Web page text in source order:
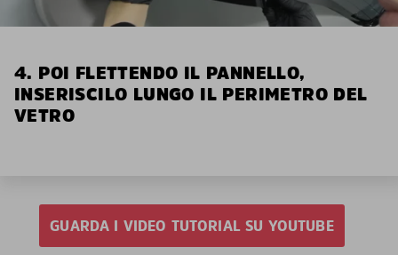
4. POI FLETTENDO IL PANNELLO,
INSERISCILO LUNGO IL PERIMETRO DEL
VETRO
GUARDA I VIDEO TUTORIAL SU YOUTUBE